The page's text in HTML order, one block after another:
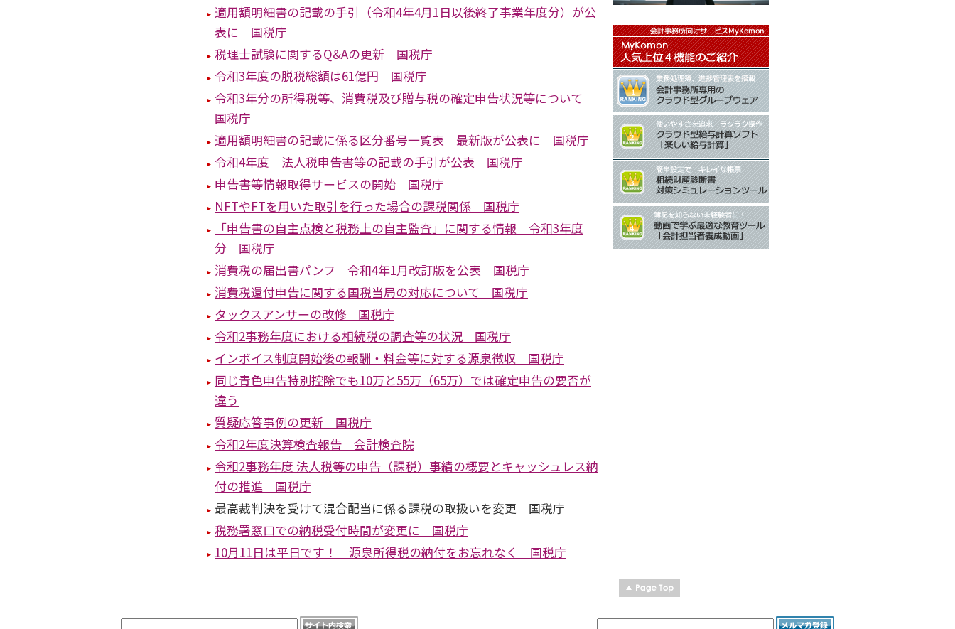
適用額明細書の記載の手引（令和4年4月1日以後終了事業年度分）が公
表に 国税庁
税理士試験に関するQ&Aの更新 国税庁
令和3年度の脱税総額は61億円 国税庁
令和3年分の所得税等、消費税及び贈与税の確定申告状況等について
国税庁
適用額明細書の記載に係る区分番号一覧表 最新版が公表に 国税庁
令和4年度 法人税申告書等の記載の手引が公表 国税庁
申告書等情報取得サービスの開始 国税庁
NFTやFTを用いた取引を行った場合の課税関係 国税庁
「申告書の自主点検と税務上の自主監査」に関する情報 令和3年度
分 国税庁
消費税の届出書パンフ 令和4年1月改訂版を公表 国税庁
消費税還付申告に関する国税当局の対応について 国税庁
タックスアンサーの改修 国税庁
令和2事務年度における相続税の調査等の状況 国税庁
インボイス制度開始後の報酬・料金等に対する源泉徴収 国税庁
同じ青色申告特別控除でも10万と55万（65万）では確定申告の要否が
違う
質疑応答事例の更新 国税庁
令和2年度決算検査報告 会計検査院
令和2事務年度 法人税等の申告（課税）事績の概要とキャッシュレス納
付の推進 国税庁
最高裁判決を受けて混合配当に係る課税の取扱いを変更 国税庁
税務署窓口での納税受付時間が変更に 国税庁
10月11日は平日です！ 源泉所得税の納付をお忘れなく 国税庁